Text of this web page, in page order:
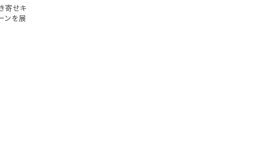
寄せキ
ンを展